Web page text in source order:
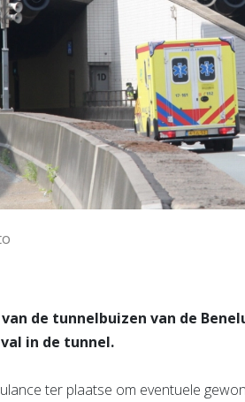
van de tunnelbuizen van de
in de tunnel.
ter plaatse om eventuele